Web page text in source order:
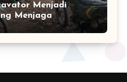
Menjadi
Menjaga
Jalan